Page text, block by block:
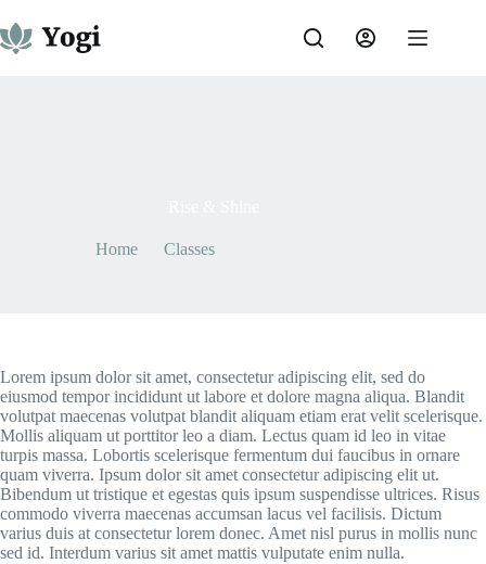
to
content
Home Classes
Lorem ipsum dolor sit amet, consectetur adipiscing elit, sed do
eiusmod tempor incididunt ut labore et dolore magna aliqua. Blandit
volutpat maecenas volutpat blandit aliquam etiam erat velit scelerisque.
Mollis aliquam ut porttitor leo a diam. Lectus quam id leo in vitae
turpis massa. Lobortis scelerisque fermentum dui faucibus in ornare
quam viverra. Ipsum dolor sit amet consectetur adipiscing elit ut.
Bibendum ut tristique et egestas quis ipsum suspendisse ultrices. Risus
commodo viverra maecenas accumsan lacus vel facilisis. Dictum
varius duis at consectetur lorem donec. Amet nisl purus in mollis nunc
sed id. Interdum varius sit amet mattis vulputate enim nulla.